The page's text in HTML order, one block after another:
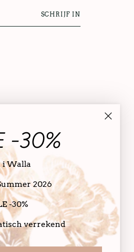
-30%
i Walla
2026
-30%
verrekend
SCHRIJF IN